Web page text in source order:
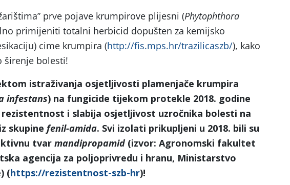
prve pojave krumpirove plijesni (Phytophthora
primijeniti totalni herbicid dopušten za kemijsko
cime krumpira (http://fis.mps.hr/trazilicaszb/), kako
širenje bolesti!
istraživanja osjetljivosti plamenjače krumpira
infestans) na fungicide tijekom protekle 2018. godine
i slabija osjetljivost uzročnika bolesti na
iz skupine fenil-amida. Svi izolati prikupljeni u 2018. bili su
tvar mandipropamid (izvor: Agronomski fakultet
agencija za poljoprivredu i hranu, Ministarstvo
(https://rezistentnost-szb-hr)!